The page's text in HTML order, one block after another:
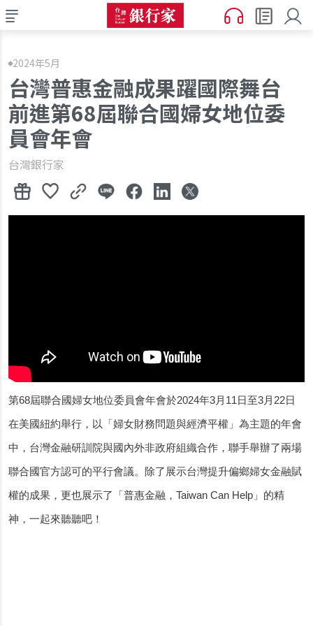
2024年5月
台灣普惠金融成果躍國際舞台
前進第68屆聯合國婦女地位委
員會年會
台灣銀行家
第68屆聯合國婦女地位委員會年會於2024年3月11日至3月22日
在美國紐約舉行，以「婦女財務問題與經濟平權」為主題的年會
中，台灣金融研訓院與國內外非政府組織合作，聯手舉辦了兩場
聯合國官方認可的平行會議。除了展示台灣提升偏鄉婦女金融賦
權的成果，更也展示了「普惠金融，Taiwan Can Help」的精
神，一起來聽聽吧！